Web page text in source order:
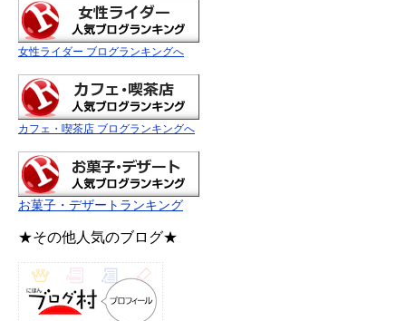
女性ライダー ブログランキングへ
カフェ・喫茶店 ブログランキングへ
お菓子・デザートランキング
★その他人気のブログ★